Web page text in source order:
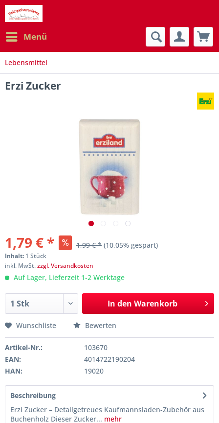
Menü
Lebensmittel
Erzi Zucker
1,79 € * 1,99 € * (10,05% gespart)
Inhalt: 1 Stück
inkl. MwSt.zzgl. Versandkosten
Auf Lager, Lieferzeit 1-2 Werktage
In den Warenkorb
Wunschliste Bewerten
Artikel-Nr.:
103670
EAN:
4014722190204
HAN:
19020
Beschreibung
Erzi Zucker – Detailgetreues Kaufmannsladen-Zubehör aus
Buchenholz Dieser Zucker... mehr